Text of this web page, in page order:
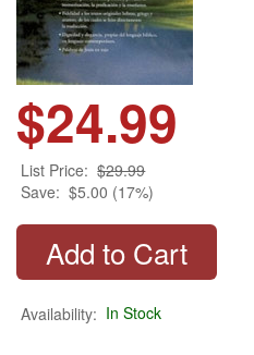
$24.99
List Price: $29.99
Save: $5.00 (17%)
Availability: In Stock